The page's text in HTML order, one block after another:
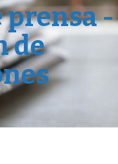
prensa -
de